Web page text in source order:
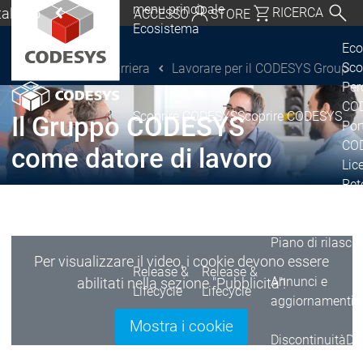
| Deutsch
USA | English
Italia | Italiano
China | 中文
ACCESSO STORE RICERCA
menu principale
Ecosistema
Scoprire CODESYSScoprire CODESYS
Release &
Lifecycle
Release &
Lifecycle
Piano di
Annunci e
aggiornamenti
Discontinuità
CODESYS Group
Carriera Lavorare per il CODESYS Group
Il Gruppo CODESYS
come datore di lavoro
Per visualizzare il video, i cookie devono essere
abilitati nella sezione "Pubblicità"!
Mostra i cookie